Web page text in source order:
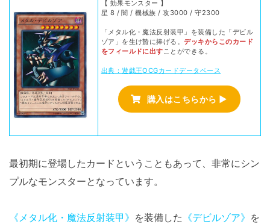
【 効果モンスター 】
星 8 / 闇 / 機械族 / 攻3000 / 守2300
「メタル化・魔法反射装甲」を装備した「デビル
ゾア」を生け贄に捧げる。デッキからこのカード
をフィールドに出すことができる。
出典：遊戯王OCGカードデータベース
購入はこちらから ▶
最初期に登場したカードということもあって、非常にシン
プルなモンスターとなっています。
《メタル化・魔法反射装甲》 を装備した 《デビルゾア》 を